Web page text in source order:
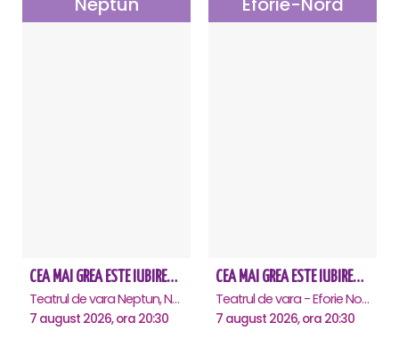
CEA MAI GREA ESTE IUBIREA - Neptun
Teatrul de vara Neptun, Neptun
7 august 2026, ora 20:30
CEA MAI GREA ESTE IUBIREA - Eforie Nord
Teatrul de vara - Eforie Nord, Eforie-Nord
7 august 2026, ora 20:30